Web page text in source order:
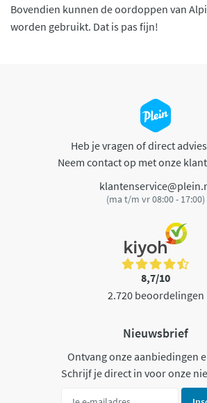
Bovendien kunnen de oordoppen van
worden gebruikt. Dat is pas fijn!
Heb je vragen of direct
Neem contact op met onze
(ma t/m vr 08:00 - 17:00)
8,7/10
2.720 beoordelingen
Nieuwsbrief
Ontvang onze aanbiedingen
Schrijf je direct in voor onze